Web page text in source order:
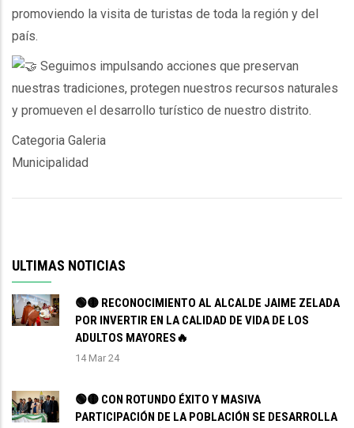
promoviendo la visita de turistas de toda la región y del
país.
Seguimos impulsando acciones que preservan
nuestras tradiciones, protegen nuestros recursos naturales
y promueven el desarrollo turístico de nuestro distrito.
Categoria Galeria
Municipalidad
ULTIMAS NOTICIAS
🟢🟡 RECONOCIMIENTO AL ALCALDE JAIME ZELADA
POR INVERTIR EN LA CALIDAD DE VIDA DE LOS
ADULTOS MAYORES🔥
14 Mar 24
🟢🟡 CON ROTUNDO ÉXITO Y MASIVA
PARTICIPACIÓN DE LA POBLACIÓN SE DESARROLLA